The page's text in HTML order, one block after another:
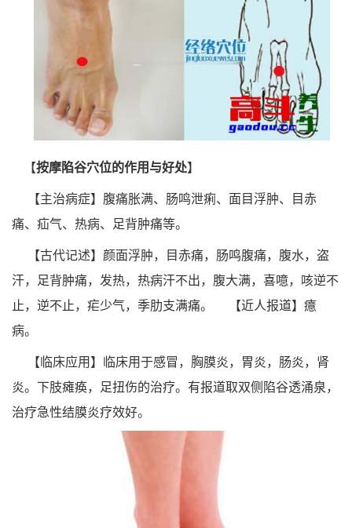
【按摩陷谷穴位的作用与好处】
【主治病症】腹痛胀满、肠鸣泄痢、面目浮肿、目赤
痛、疝气、热病、足背肿痛等。
【古代记述】颜面浮肿，目赤痛，肠鸣腹痛，腹水，盗
汗，足背肿痛，发热，热病汗不出，腹大满，喜噫，咳逆不
止，逆不止，疟少气，季肋支满痛。
【近人报道】癔
病。
【临床应用】临床用于感冒，胸膜炎，胃炎，肠炎，肾
炎。下肢瘫痪，足扭伤的治疗。有报道取双侧陷谷透涌泉，
治疗急性结膜炎疗效好。